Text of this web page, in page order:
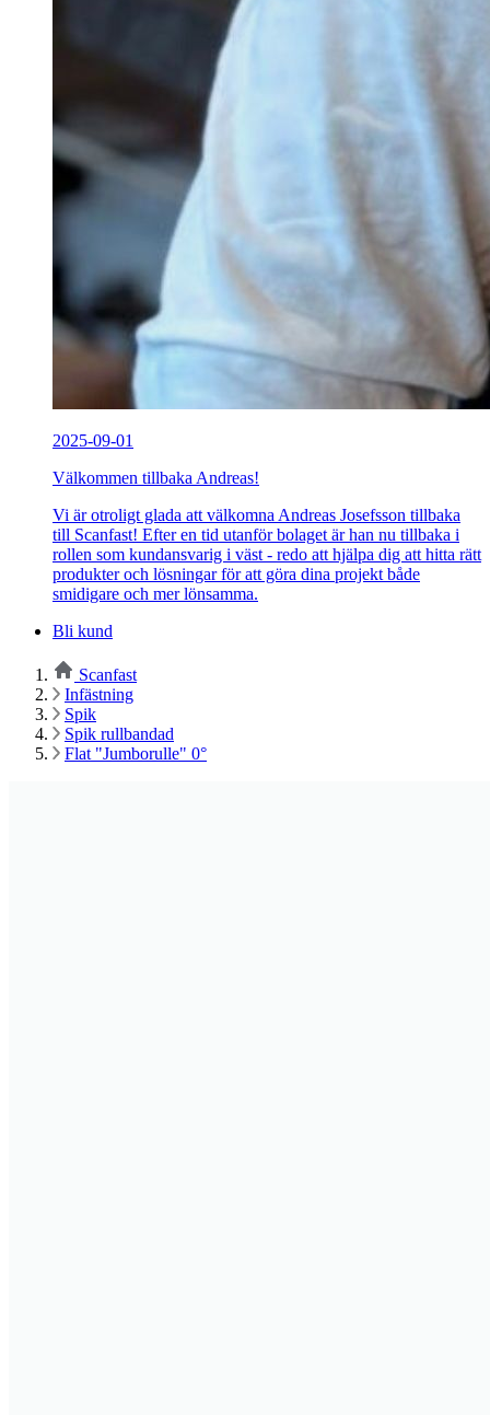
2025-09-01
Välkommen tillbaka Andreas!
Vi är otroligt glada att välkomna Andreas Josefsson tillbaka
till Scanfast! Efter en tid utanför bolaget är han nu tillbaka i
rollen som kundansvarig i väst - redo att hjälpa dig att hitta rätt
produkter och lösningar för att göra dina projekt både
smidigare och mer lönsamma.
Bli kund
Scanfast
Infästning
Spik
Spik rullbandad
Flat "Jumborulle" 0°